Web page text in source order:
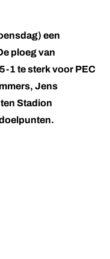
een
ploeg van
1 te sterk voor PEC
Jens
Stadion